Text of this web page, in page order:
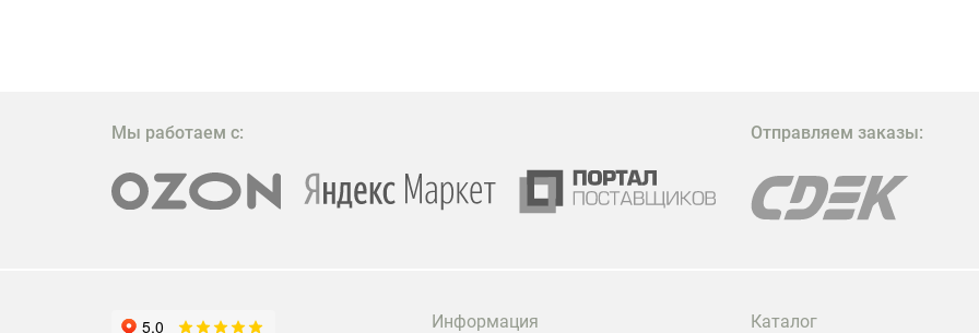
эффективных и бюджетных способов стать
проектора.
Мы работаем с: Отправляем заказы:
Информация Каталог